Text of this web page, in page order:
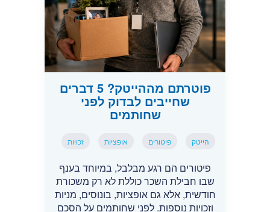
פוטרתם מההייטק? 5 דברים
שחייבים לבדוק לפני
שחותמים
הייטק פיטורים אופציות זכויות
פיטורים הם רגע מבלבל, במיוחד בענף
שבו חבילת השכר כוללת לא רק משכורת
חודשית, אלא גם אופציות, בונוסים, מניות
וזכויות נוספות. לפני שחותמים על הסכם